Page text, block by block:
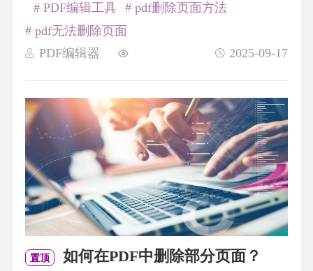
PDF编辑器 2025-09-17
# PDF编辑工具
# pdf删除页面方法
# pdf无法删除页面
置顶
如何在PDF中删除部分页面？